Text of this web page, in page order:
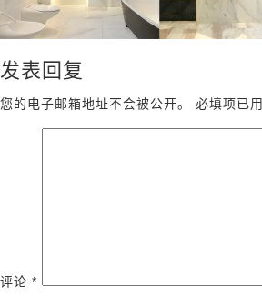
发表回复
您的电子邮箱地址不会被公开。 必填项已用
评论 *